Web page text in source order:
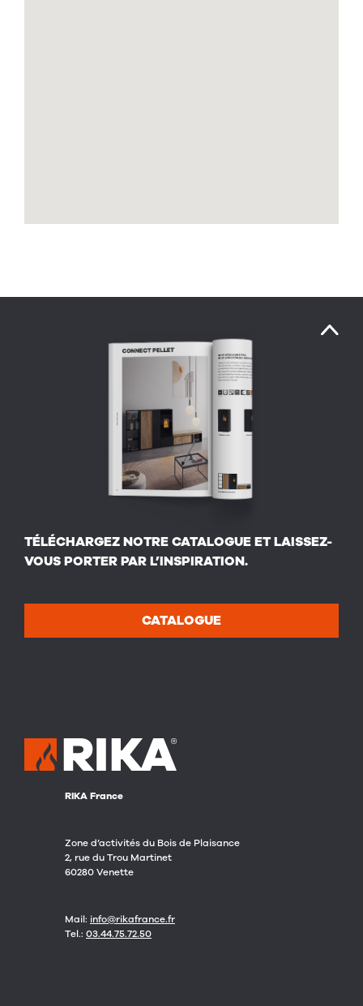
RIKA France
Zone d’activités du Bois de Plaisance
2, rue du Trou Martinet
60280 Venette
Mail: info@rikafrance.fr
Tel.: 03.44.75.72.50
TÉLÉCHARGEZ NOTRE CATALOGUE ET LAISSEZ-
VOUS PORTER PAR L’INSPIRATION.
CATALOGUE